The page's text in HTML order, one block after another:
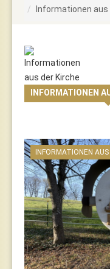
Informationen aus
INFORMATIONEN
INFORMATIONEN